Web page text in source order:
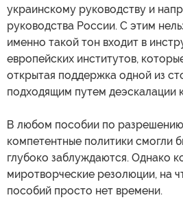
украинскому руководству и
руководства России. С этим
именно такой тон входит в
европейских институтов,
открытая поддержка одной из
подходящим путем деэскалации
В любом пособии по
компетентные политики смогли
глубоко заблуждаются. Однако
миротворческие резолюции, на
пособий просто нет времени.